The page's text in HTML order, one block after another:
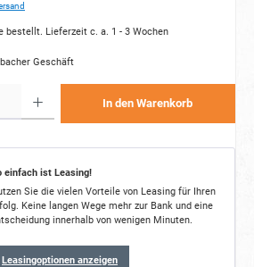
bestellt. Lieferzeit c. a. 1 - 3 Wochen
Geschäft
In den Warenkorb
einfach ist Leasing!
Sie die vielen Vorteile von Leasing für Ihren
Keine langen Wege mehr zur Bank und eine
innerhalb von wenigen Minuten.
Leasingoptionen anzeigen